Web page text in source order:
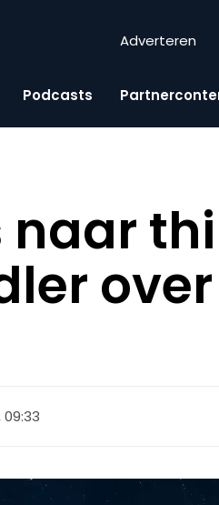
Adverteren
Podcasts
09:33